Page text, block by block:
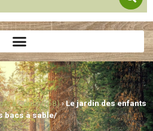
à Cernay (68)›Le jardin des enfants
bacs à sable/